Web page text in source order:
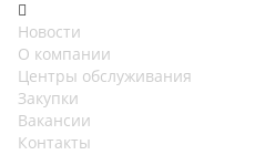
Новости
О компании
Центры обслуживания
Закупки
Вакансии
Контакты